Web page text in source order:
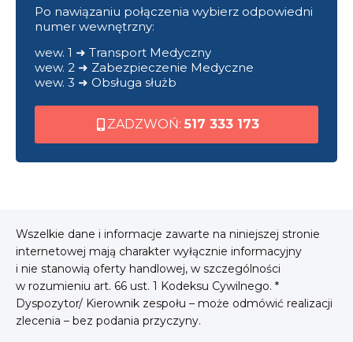
Po nawiązaniu połączenia wybierz odpowiedni
numer wewnętrzny:
wew. 1 ➜ Transport Medyczny
wew. 2 ➜ Zabezpieczenie Medyczne
wew. 3 ➜ Obsługa służb
ZADZWOŃ: 517 333 173
Wszelkie dane i informacje zawarte na niniejszej stronie
internetowej mają charakter wyłącznie informacyjny
i nie stanowią oferty handlowej, w szczególności
w rozumieniu art. 66 ust. 1 Kodeksu Cywilnego. *
Dyspozytor/ Kierownik zespołu – może odmówić realizacji
zlecenia – bez podania przyczyny.